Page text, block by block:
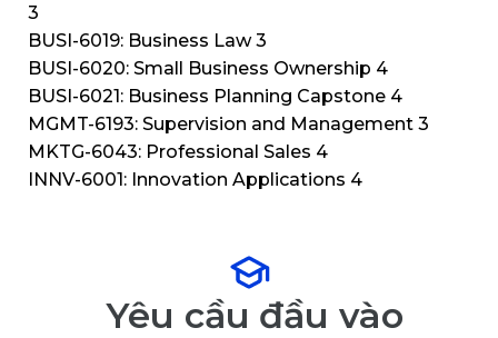
3
BUSI-6019: Business Law 3
BUSI-6020: Small Business Ownership 4
BUSI-6021: Business Planning Capstone 4
MGMT-6193: Supervision and Management 3
MKTG-6043: Professional Sales 4
INNV-6001: Innovation Applications 4
Yêu cầu đầu vào